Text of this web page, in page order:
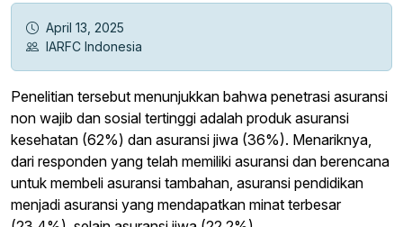
April 13, 2025
IARFC Indonesia
Penelitian tersebut menunjukkan bahwa penetrasi asuransi
non wajib dan sosial tertinggi adalah produk asuransi
kesehatan (62%) dan asuransi jiwa (36%). Menariknya,
dari responden yang telah memiliki asuransi dan berencana
untuk membeli asuransi tambahan, asuransi pendidikan
menjadi asuransi yang mendapatkan minat terbesar